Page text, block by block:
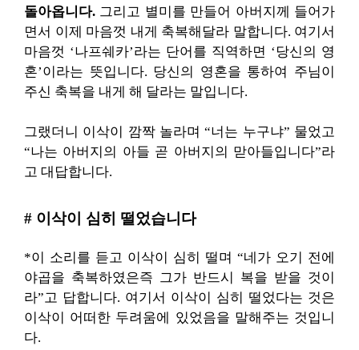
돌아옵니다. 그리고 별미를 만들어 아버지께 들어가
면서 이제 마음껏 내게 축복해달라 말합니다. 여기서
마음껏 ‘나프쉐카’라는 단어를 직역하면 ‘당신의 영
혼’이라는 뜻입니다. 당신의 영혼을 통하여 주님이
주신 축복을 내게 해 달라는 말입니다.
그랬더니 이삭이 깜짝 놀라며 “너는 누구냐” 물었고
“나는 아버지의 아들 곧 아버지의 맏아들입니다”라
고 대답합니다.
# 이삭이 심히 떨었습니다
*이 소리를 듣고 이삭이 심히 떨며 “네가 오기 전에
야곱을 축복하였은즉 그가 반드시 복을 받을 것이
라”고 답합니다. 여기서 이삭이 심히 떨었다는 것은
이삭이 어떠한 두려움에 있었음을 말해주는 것입니
다.